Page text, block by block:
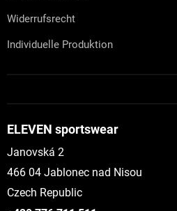
Widerrufsrecht
Individuelle Produktion
ELEVEN sportswear
Janovská 2
466 04 Jablonec nad Nisou
Czech Republic